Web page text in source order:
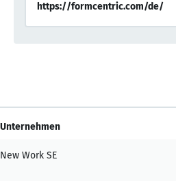
https://formcentric.com/de/
Unternehmen
New Work SE